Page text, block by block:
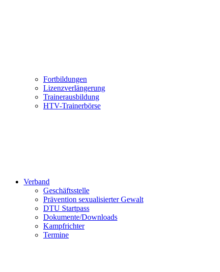
Fortbildungen
Lizenzverlängerung
Trainerausbildung
HTV-Trainerbörse
Verband
Geschäftsstelle
Prävention sexualisierter Gewalt
DTU Startpass
Dokumente/Downloads
Kampfrichter
Termine